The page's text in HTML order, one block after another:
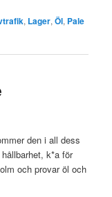
, Lager,Öl, Pale
den i all dess
k*a för
och provar öl och